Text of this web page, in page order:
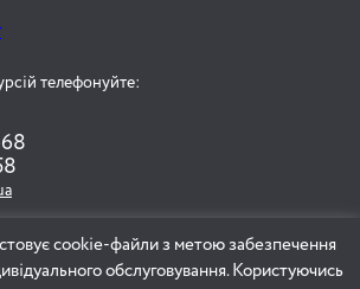
cookie-файли з метою забезпечення
обслуговування. Користуючись
телефонуйте: